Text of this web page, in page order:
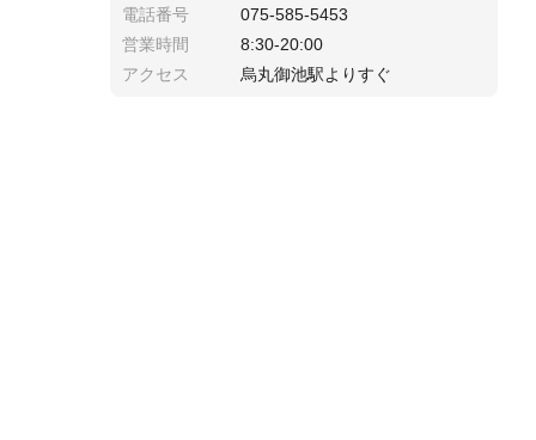
電話番号
075-585-5453
営業時間
8:30-20:00
アクセス
烏丸御池駅よりすぐ